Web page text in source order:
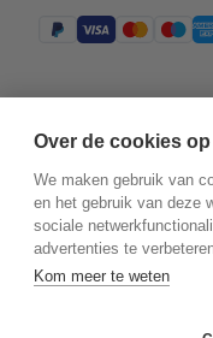
Over de cookies
We maken gebruik van
en het gebruik van deze
sociale
advertenties te
Kom meer te weten